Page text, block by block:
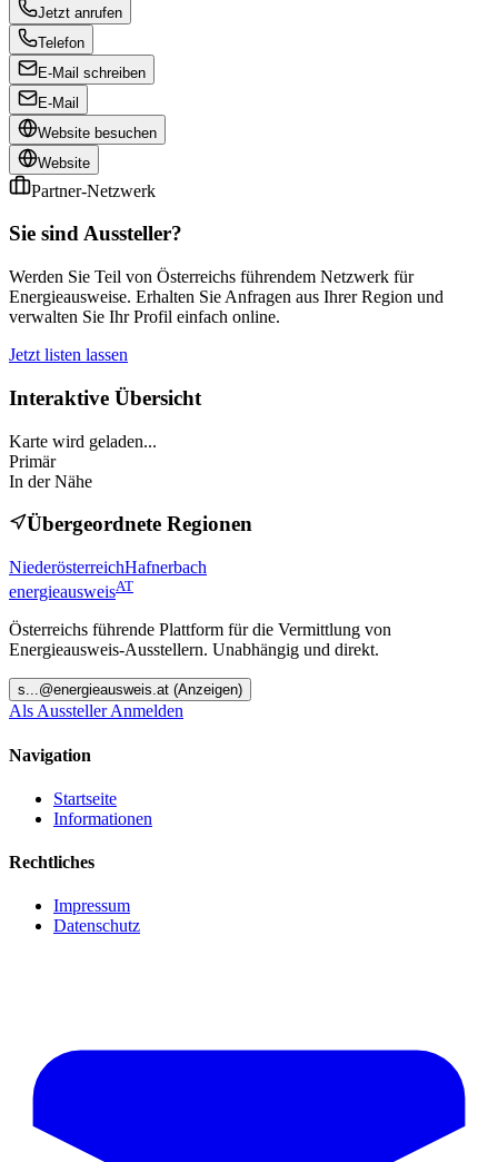
Jetzt anrufen
Telefon
E-Mail schreiben
E-Mail
Website besuchen
Website
Partner-Netzwerk
Sie sind Aussteller?
Werden Sie Teil von Österreichs führendem Netzwerk für
Energieausweise. Erhalten Sie Anfragen aus Ihrer Region und
verwalten Sie Ihr Profil einfach online.
Jetzt listen lassen
Interaktive Übersicht
Karte wird geladen...
Primär
In der Nähe
Übergeordnete Regionen
NiederösterreichHafnerbach
energieausweisAT
Österreichs führende Plattform für die Vermittlung von
Energieausweis-Ausstellern. Unabhängig und direkt.
s...@energieausweis.at (Anzeigen)
Als Aussteller Anmelden
Navigation
Startseite
Informationen
Rechtliches
Impressum
Datenschutz